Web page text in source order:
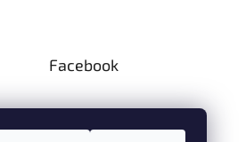
Facebook